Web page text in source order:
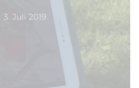
3. Juli 2019